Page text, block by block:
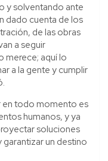
y solventando ante
dado cuenta de los
de las obras
a seguir
merece; aquí lo
a la gente y cumplir
en todo momento es
humanos, y ya
soluciones
un destino